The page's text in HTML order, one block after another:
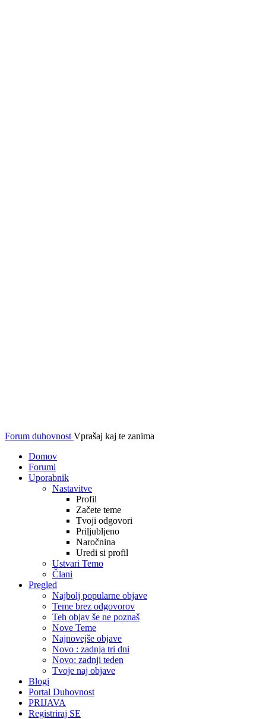
Forum duhovnost Vprašaj kaj te zanima
Domov
Forumi
Uporabnik
Nastavitve
Profil
Začete teme
Tvoji odgovori
Priljubljeno
Naročnina
Uredi si profil
Ustvari Temo
Člani
Pregled
Najbolj popularne objave
Teme brez odgovorov
Teh objav še ne poznaš
Nove Teme
Najnovejše objave
Novo : zadnja tri dni
Novo: zadnji teden
Tvoje naj objave
Blogi
Portal Duhovnost
PRIJAVA
Registriraj SE